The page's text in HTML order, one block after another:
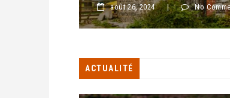
août 26, 2024 | No
ACTUALITÉ